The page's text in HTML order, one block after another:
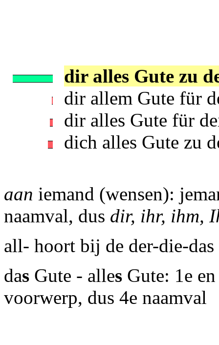
dir alles Gute zu
dir allem Gute für
dir alles Gute für
dich alles Gute zu
aan iemand (wensen):
naamval, dus dir, ihr, ihm,
all- hoort bij de der-die-das
das Gute - alles Gute: 1e
voorwerp, dus 4e naamval